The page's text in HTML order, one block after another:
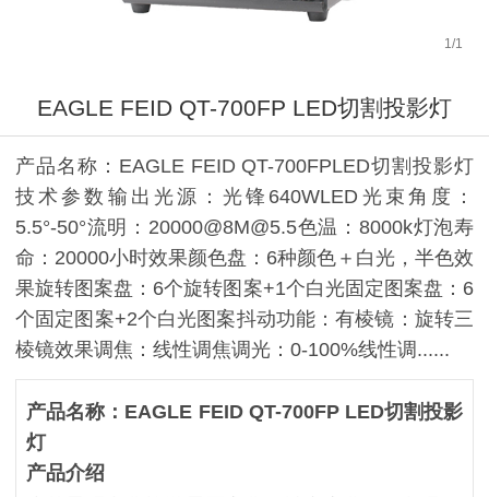
1 /1
EAGLE FEID QT-700FP LED切割投影灯
产品名称：EAGLE FEID QT-700FPLED切割投影灯
技术参数输出光源：光锋640WLED光束角度：
5.5°-50°流明：20000@8M@5.5色温：8000k灯泡寿
命：20000小时效果颜色盘：6种颜色＋白光，半色效
果旋转图案盘：6个旋转图案+1个白光固定图案盘：6
个固定图案+2个白光图案抖动功能：有棱镜：旋转三
棱镜效果调焦：线性调焦调光：0-100%线性调......
产品名称：EAGLE FEID QT-700FP LED切割投影
灯
产品介绍